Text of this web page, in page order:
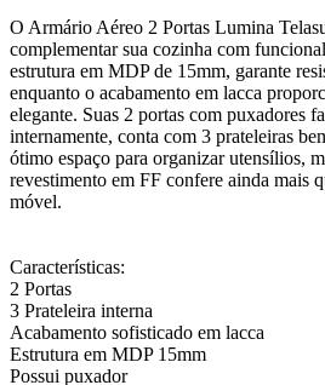
O Armário Aéreo 2 Portas Lumina
complementar sua cozinha com
estrutura em MDP de 15mm, garante
enquanto o acabamento em lacca
elegante. Suas 2 portas com puxadores
internamente, conta com 3 prateleiras
ótimo espaço para organizar utensílios,
revestimento em FF confere ainda mais
móvel.
Características:
2 Portas
3 Prateleira interna
Acabamento sofisticado em lacca
Estrutura em MDP 15mm
Possui puxador